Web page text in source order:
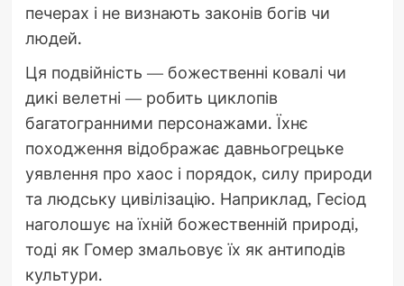
печерах і не визнають законів богів чи
людей.
Ця подвійність — божественні ковалі чи
дикі велетні — робить циклопів
багатогранними персонажами. Їхнє
походження відображає давньогрецьке
уявлення про хаос і порядок, силу природи
та людську цивілізацію. Наприклад, Гесіод
наголошує на їхній божественній природі,
тоді як Гомер змальовує їх як антиподів
культури.